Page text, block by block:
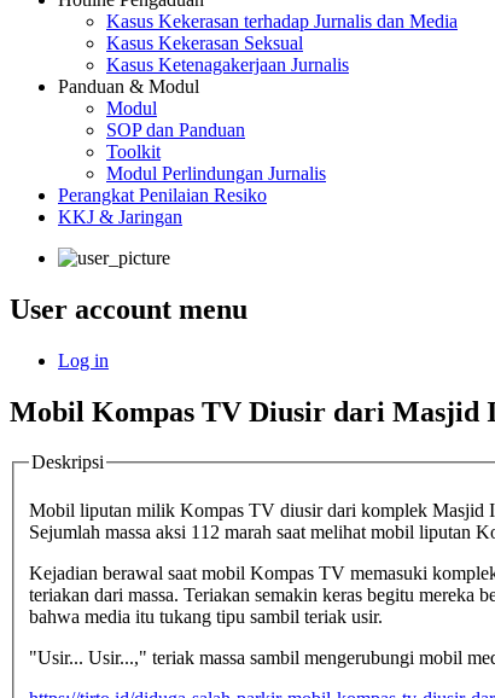
Kasus Kekerasan terhadap Jurnalis dan Media
Kasus Kekerasan Seksual
Kasus Ketenagakerjaan Jurnalis
Panduan & Modul
Modul
SOP dan Panduan
Toolkit
Modul Perlindungan Jurnalis
Perangkat Penilaian Resiko
KKJ & Jaringan
User account menu
Log in
Mobil Kompas TV Diusir dari Masjid
Deskripsi
Mobil liputan milik Kompas TV diusir dari komplek Masjid
Sejumlah massa aksi 112 marah saat melihat mobil liputan
Kejadian berawal saat mobil Kompas TV memasuki
teriakan dari massa. Teriakan semakin keras begitu mereka
bahwa media itu tukang tipu sambil teriak usir.
"Usir... Usir...," teriak massa sambil mengerubungi mobil